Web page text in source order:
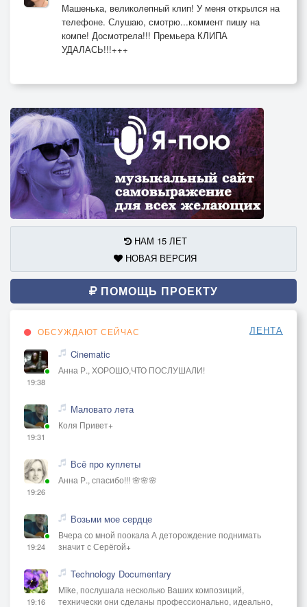
Машенька, великолепный клип! У меня открылся на
телефоне. Слушаю, смотрю...коммент пишу на
компе! Досмотрела!!! Премьера КЛИПА
УДАЛАСЬ!!!+++
НАМ 15 ЛЕТ
НОВАЯ ВЕРСИЯ
ПОМОЩЬ ПРОЕКТУ
ОБСУЖДАЮТ СЕЙЧАС ЛЕНТА
19:38
Cinematic
Анна Р., ХОРОШО,ЧТО ПОСЛУШАЛИ!
19:31
Маловато лета
Коля Привет+
19:26
Всё про куплеты
Анна Р., спасибо!!! 🌸🌸🌸
19:24
Возьми мое сердце
Вчера со мной поокала А деторождение поднимать
значит с Серёгой+
19:16
Technology Documentary
Mike, послушала несколько Ваших композиций,
технически они сделаны профессионально, идеально,